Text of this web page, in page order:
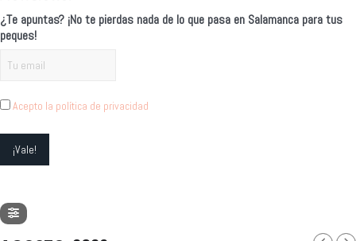
¿Te apuntas? ¡No te pierdas nada de lo que pasa en Salamanca para tus
peques!
Acepto la política de privacidad